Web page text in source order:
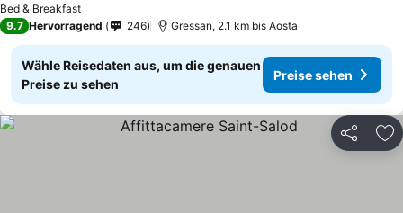
Bed & Breakfast
9.7 Hervorragend 246 Gressan, 2.1 km bis Aosta
Wähle Reisedaten aus, um die genauen
Preise zu sehen
Preise sehen
Teilen